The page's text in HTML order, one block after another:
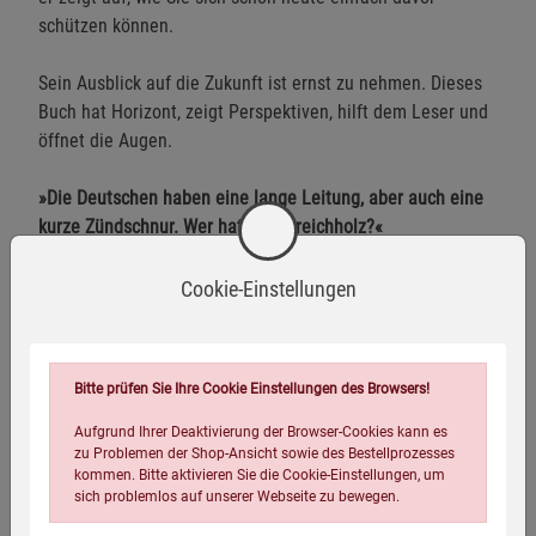
schützen können.
Sein Ausblick auf die Zukunft ist ernst zu nehmen. Dieses
Buch hat Horizont, zeigt Perspektiven, hilft dem Leser und
öffnet die Augen.
»Die Deutschen haben eine lange Leitung, aber auch eine
kurze Zündschnur. Wer hat das Streichholz?«
Christian Wolf
arbeitete als Wirtschafts- und Finanzredakteur
für Magazine, Tageszeitungen und Informationsdienste, unter
anderem für die Fuchsbriefe und Focus Money. Er schrieb den
einzigen bankenunabhängig...
weiterlesen
Cookie-Einstellungen
Bitte prüfen Sie Ihre Cookie Einstellungen des Browsers!
Aufgrund Ihrer Deaktivierung der Browser-Cookies kann es
zu Problemen der Shop-Ansicht sowie des Bestellprozesses
kommen. Bitte aktivieren Sie die Cookie-Einstellungen, um
sich problemlos auf unserer Webseite zu bewegen.